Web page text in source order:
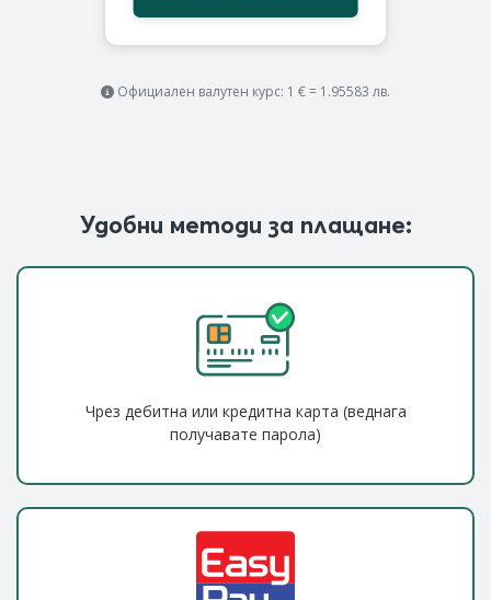
Официален валутен курс: 1 € = 1.95583 лв.
Удобни методи за плащане:
Чрез дебитна или кредитна карта (веднага
получавате парола)